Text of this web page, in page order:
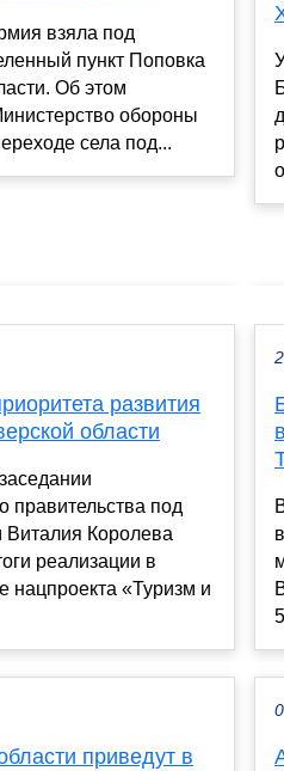
взяла под
пункт Поповка
Об этом
обороны
села под...
развития
области
правительства под
Виталия Королева
реализации в
нацпроекта «Туризм и
приведут в